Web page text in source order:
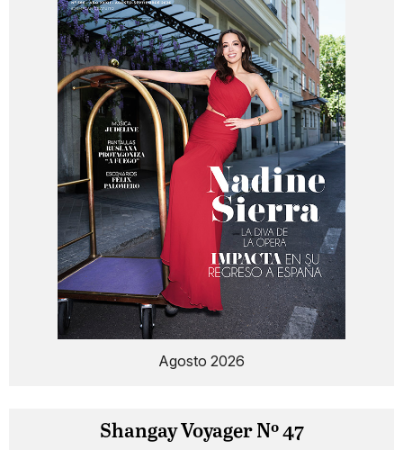
Agosto 2026
Shangay Voyager Nº 47